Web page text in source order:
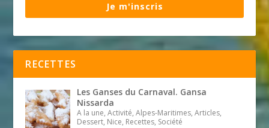
Je m'inscris
RECETTES
Les Ganses du Carnaval. Gansa
Nissarda
A la une, Activité, Alpes-Maritimes, Articles,
Dessert, Nice, Recettes, Société